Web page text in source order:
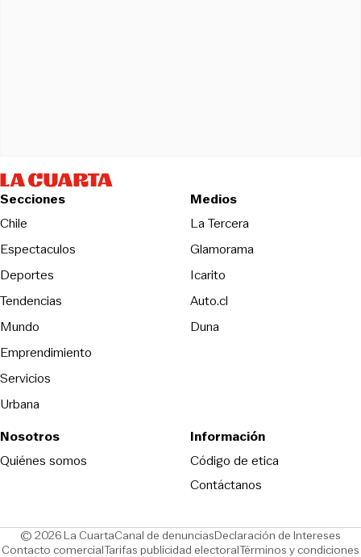
Secciones
Chile
Espectaculos
Deportes
Tendencias
Mundo
Emprendimiento
Servicios
Urbana
Medios
La TerceraOpens in new
Glamorama
Icarito
Auto.cl
DunaOpens in new window
Nosotros
Quiénes somos
Información
Código de eticaOpens in new
Contáctanos
© 2026 La CuartaCanal de denunciasOpens in new window
Declaración de Intereses
Contacto comercialOpens in new window
Tarifas publicidad electoralOpens in new window
Términos y condiciones